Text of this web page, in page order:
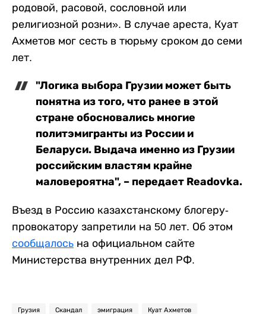
родовой, расовой, сословной или
религиозной розни». В случае ареста, Куат
Ахметов мог сесть в тюрьму сроком до семи
лет.
"Логика выбора Грузии может быть
понятна из того, что ранее в этой
стране обосновались многие
политэмигранты из России и
Беларуси. Выдача именно из Грузии
российским властям крайне
маловероятна", – передает Readovka.
Въезд в Россию казахстанскому блогеру-
провокатору запретили на 50 лет. Об этом
сообщалось на официальном сайте
Министерства внутренних дел РФ.
Грузия Скандал эмиграция Куат Ахметов